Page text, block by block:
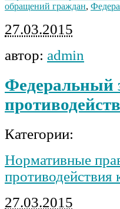
обращений граждан,
27.03.2015
автор: admin
Федеральный
Категории:
Нормативные
противодействия
27.03.2015